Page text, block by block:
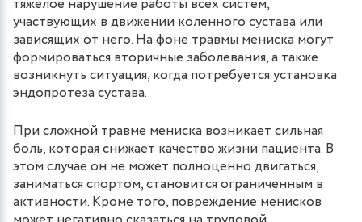
тяжелое нарушение работы всех систем,
участвующих в движении коленного сустава или
зависящих от него. На фоне травмы мениска могут
формироваться вторичные заболевания, а также
возникнуть ситуация, когда потребуется установка
эндопротеза сустава.
При сложной травме мениска возникает сильная
боль, которая снижает качество жизни пациента. В
этом случае он не может полноценно двигаться,
заниматься спортом, становится ограниченным в
активности. Кроме того, повреждение менисков